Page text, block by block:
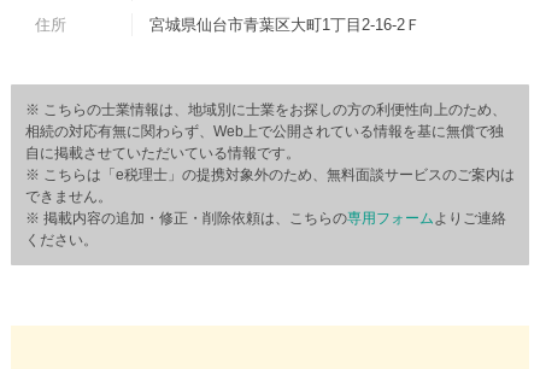
住所
宮城県仙台市青葉区大町1丁目2-16-2Ｆ
※ こちらの士業情報は、地域別に士業をお探しの方の利便性向上のため、
相続の対応有無に関わらず、Web上で公開されている情報を基に無償で独
自に掲載させていただいている情報です。
※ こちらは「e税理士」の提携対象外のため、無料面談サービスのご案内は
できません。
※ 掲載内容の追加・修正・削除依頼は、こちらの専用フォーム よりご連絡
ください。